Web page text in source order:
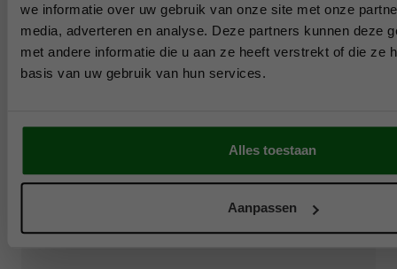
we informatie over uw gebruik van onze site met onze
media, adverteren en analyse. Deze partners kunnen deze
met andere informatie die u aan ze heeft verstrekt of die ze
basis van uw gebruik van hun services.
Alles toestaan
Aanpassen